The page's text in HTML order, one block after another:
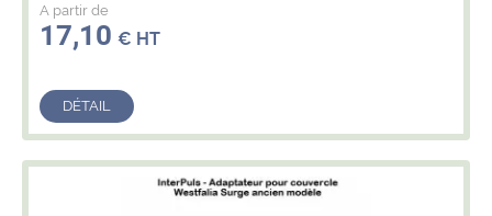
A partir de
17,10 € HT
DÉTAIL